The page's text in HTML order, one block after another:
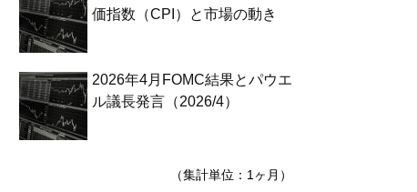
価指数（CPI）と市場の動き
2026年4月FOMC結果とパウエ
ル議長発言（2026/4）
（集計単位：1ヶ月）